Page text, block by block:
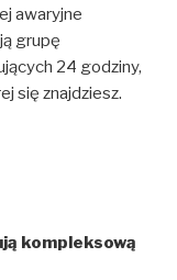
awaryjne
grupę
24 godziny,
się znajdziesz.
kompleksową